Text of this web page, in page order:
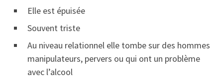
Elle est épuisée
Souvent triste
Au niveau relationnel elle tombe sur des hommes
manipulateurs, pervers ou qui ont un problème
avec l’alcool